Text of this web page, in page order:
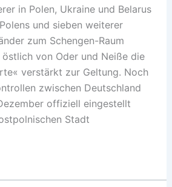
in Polen, Ukraine und Belarus
und sieben weiterer
zum Schengen-Raum
von Oder und Neiße die
verstärkt zur Geltung. Noch
zwischen Deutschland
offiziell eingestellt
Stadt